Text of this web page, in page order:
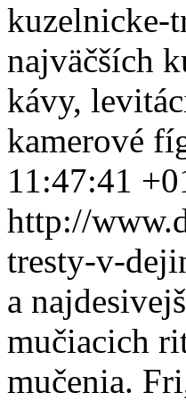
kuzelnicke-
najväčších
kávy,
kamerové
11:47:41
http://
tresty-v-
a
mučiacich
mučenia.